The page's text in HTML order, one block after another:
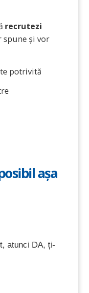
recrutezi
spune și vor
potrivită
așa
atunci DA, ți-